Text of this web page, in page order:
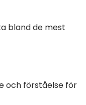
bland de mest
och förståelse för